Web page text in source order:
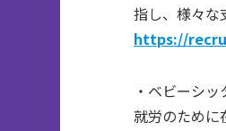
指し、様々な
https://
・ベビーシ
就労のために